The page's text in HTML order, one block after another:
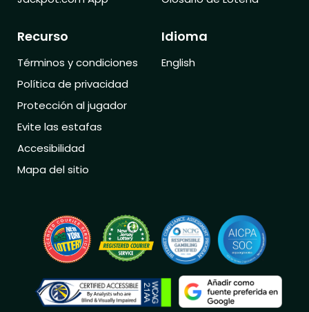
Recurso
Términos y condiciones
Política de privacidad
Protección al jugador
Evite las estafas
Accesibilidad
Mapa del sitio
Idioma
English